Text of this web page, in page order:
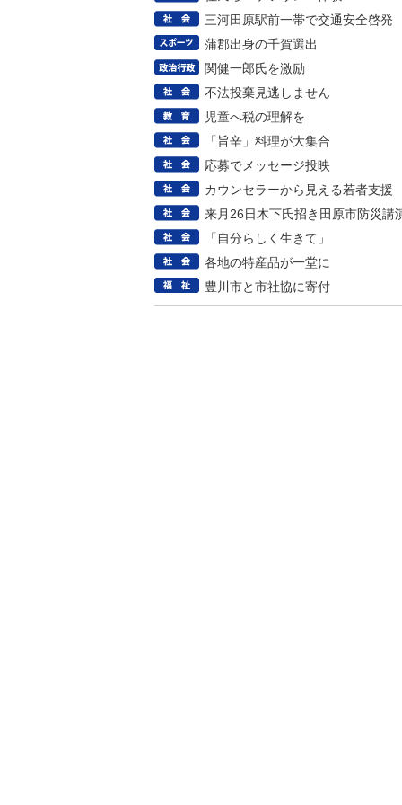
三河田原駅前一帯で交通安全啓発
蒲郡出身の千賀選出
関健一郎氏を激励
不法投棄見逃しません
児童へ税の理解を
「旨辛」料理が大集合
応募でメッセージ投映
カウンセラーから見える若者支援
来月26日木下氏招き田原市防災講
「自分らしく生きて」
各地の特産品が一堂に
豊川市と市社協に寄付